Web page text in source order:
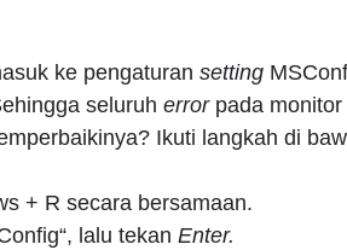
ke pengaturan setting
seluruh errorpada monitor
Ikuti langkah di
+ R secara bersamaan.
lalu tekan Enter.